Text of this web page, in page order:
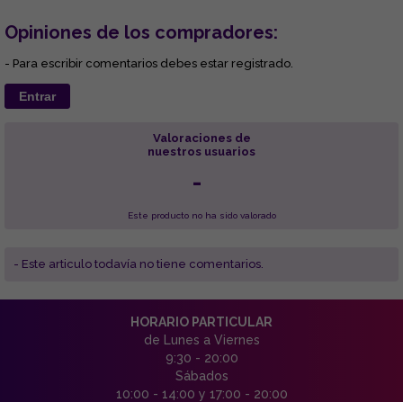
Opiniones de los compradores:
- Para escribir comentarios debes estar registrado.
Entrar
Valoraciones de
nuestros usuarios
-
Este producto no ha sido valorado
- Este articulo todavía no tiene comentarios.
HORARIO PARTICULAR
de Lunes a Viernes
9:30 - 20:00
Sábados
10:00 - 14:00 y 17:00 - 20:00